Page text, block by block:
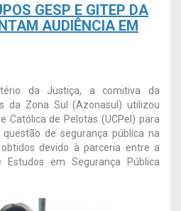
GESP E GITEP DA
AUDIÊNCIA EM
da Justiça, a comitiva da
da Zona Sul (Azonasul) utilizou
Católica de Pelotas (UCPel) para
de segurança pública na
devido à parceria entre a
Estudos em Segurança Pública